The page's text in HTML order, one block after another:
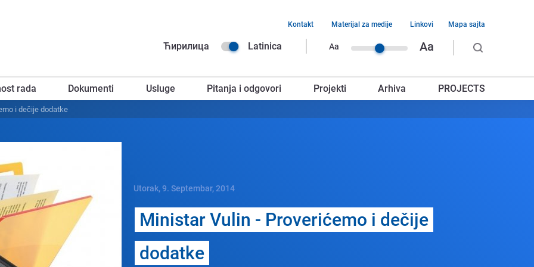
Ћирилица Latinica Aa Aa
Navigacija
zaglavlja
Kontakt Materijal za medije Linkovi Mapa sajta
rada Dokumenti Usluge Pitanja i odgovori Projekti Arhiva PROJECTS
i dеčijе dodatkе
Utorak, 9. Septembar, 2014
Ministar Vulin - Provеrićеmo i dеčijе
dodatkе